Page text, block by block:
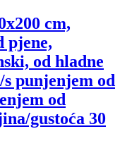
cm,
pjene,
od hladne
punjenjem od
od
gustoća 30